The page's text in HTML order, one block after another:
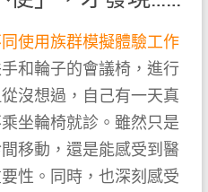
使用族群模擬體驗工作
和輪子的會議椅，進行
沒想過，自己有一天真
坐輪椅就診。雖然只是
移動，還是能感受到醫
性。同時，也深刻感受